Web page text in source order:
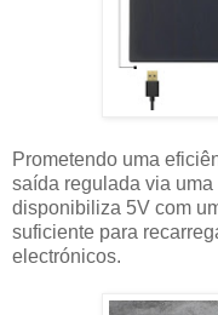
Prometendo uma
saída regulada via
disponibiliza 5V com
suficiente para
electrónicos.